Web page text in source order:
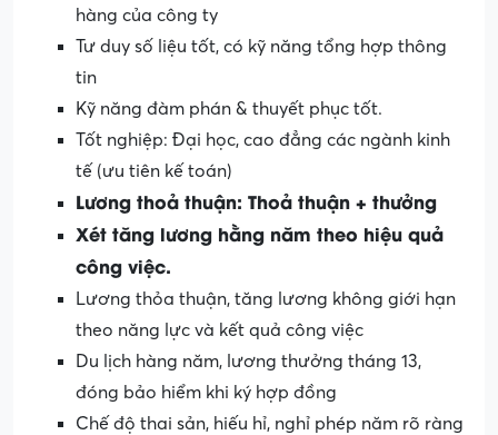
hàng của công ty
Tư duy số liệu tốt, có kỹ năng tổng hợp thông
tin
Kỹ năng đàm phán & thuyết phục tốt.
Tốt nghiệp: Đại học, cao đẳng các ngành kinh
tế (ưu tiên kế toán)
Lương thoả thuận: Thoả thuận + thưởng
Xét tăng lương hằng năm theo hiệu quả
công việc.
Lương thỏa thuận, tăng lương không giới hạn
theo năng lực và kết quả công việc
Du lịch hàng năm, lương thưởng tháng 13,
đóng bảo hiểm khi ký hợp đồng
Chế độ thai sản, hiếu hỉ, nghỉ phép năm rõ ràng